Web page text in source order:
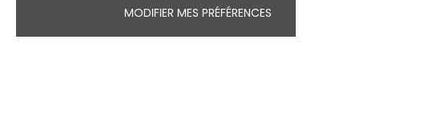
MODIFIER MES PRÉFÉRENCES